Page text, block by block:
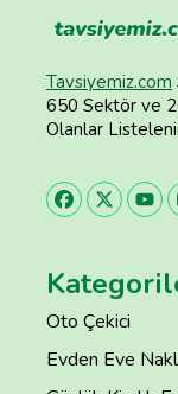
Tavsiyemiz.com
650 Sektör ve
Olanlar
Oto Çekici
Evden Eve